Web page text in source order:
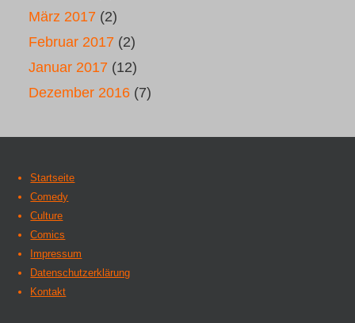
März 2017 (2)
Februar 2017 (2)
Januar 2017 (12)
Dezember 2016 (7)
Startseite
Comedy
Culture
Comics
Impressum
Datenschutzerklärung
Kontakt